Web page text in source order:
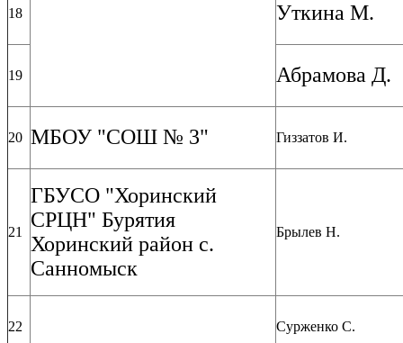
18 Уткина М.
19 Абрамова Д.
20 МБОУ "СОШ № 3" Гиззатов И.
21
ГБУСО "Хоринский
СРЦН" Бурятия
Хоринский район с.
Санномыск
Брылев Н.
22 Сурженко С.